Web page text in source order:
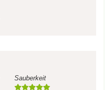
Sauberkeit